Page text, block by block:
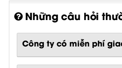
Những câu hỏi
Công ty có miễn phí